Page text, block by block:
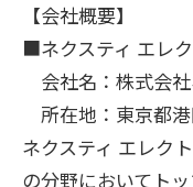
【会社概要】
■ネクスティ エレ
会社名：株式会
所在地：東京都
ネクスティ エレク
の分野においてト